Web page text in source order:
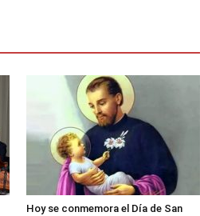
Hoy se conmemora el Día de San